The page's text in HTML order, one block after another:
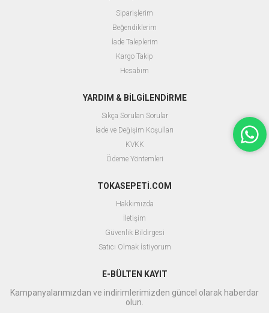
Siparişlerim
Beğendiklerim
İade Taleplerim
Kargo Takip
Hesabım
YARDIM & BİLGİLENDİRME
Sıkça Sorulan Sorular
İade ve Değişim Koşulları
KVKK
Ödeme Yöntemleri
TOKASEPETİ.COM
Hakkımızda
İletişim
Güvenlik Bildirgesi
Satıcı Olmak İstiyorum
E-BÜLTEN KAYIT
Kampanyalarımızdan ve indirimlerimizden güncel olarak haberdar
olun.